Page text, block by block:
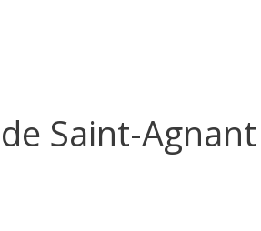
Saint-Agnant